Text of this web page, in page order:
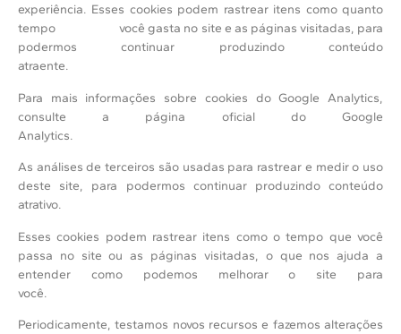
experiência. Esses cookies podem rastrear itens como quanto
tempo você gasta no site e as páginas visitadas, para
podermos continuar produzindo conteúdo
atraente.
Para mais informações sobre cookies do Google Analytics,
consulte a página oficial do Google
Analytics.
As análises de terceiros são usadas para rastrear e medir o uso
deste site, para podermos continuar produzindo conteúdo
atrativo.
Esses cookies podem rastrear itens como o tempo que você
passa no site ou as páginas visitadas, o que nos ajuda a
entender como podemos melhorar o site para
você.
Periodicamente, testamos novos recursos e fazemos alterações